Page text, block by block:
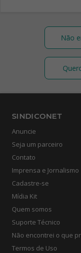
Não
SINDICONET
Anuncie
Seja um parceiro
Contato
Imprensa e Jornalismo
Cadastre-se
Mídia Kit
Quem somos
Suporte Técnico
Não encontrei o que
Termos de Uso